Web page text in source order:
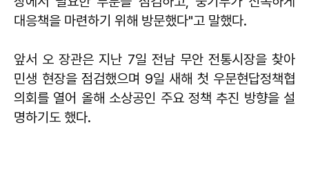
대응책을 마련하기 위해 방문했다"고 말했다.
앞서 오 장관은 지난 7일 전남 무안 전통시장을 찾아
민생 현장을 점검했으며 9일 새해 첫 우문현답정책협
의회를 열어 올해 소상공인 주요 정책 추진 방향을 설
명하기도 했다.